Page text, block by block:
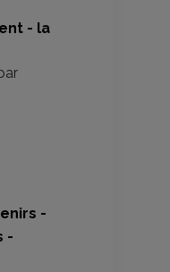
- la
-
-